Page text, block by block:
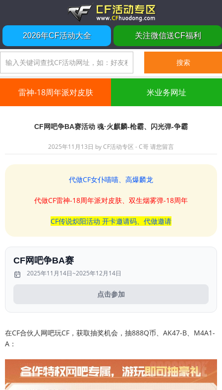
2026年CF活动大全 关注微信送CF福利
雷神-18周年派对皮肤 米业务网址
CF网吧争BA赛活动 魂·火麒麟-枪霸、闪光弹-争霸
2025年11月13日 byCF活动专区 - C哥请您留言
代做CF女仆喵喵、高爆麟龙
代做CF雷神-18周年派对皮肤、双生烟雾弹-18周年
CF传说炽阳活动 开卡邀请码、代做邀请
CF网吧争BA赛
2025年11月14日~2025年12月14日
点击参加
在CF合伙人网吧玩CF，获取抽奖机会，抽888Q币、AK47-B、M4A1-
A：